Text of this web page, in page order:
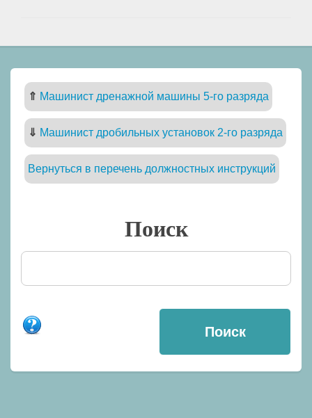
⇑ Машинист дренажной машины 5-го разряда
⇓ Машинист дробильных установок 2-го разряда
Вернуться в перечень должностных инструкций
Поиск